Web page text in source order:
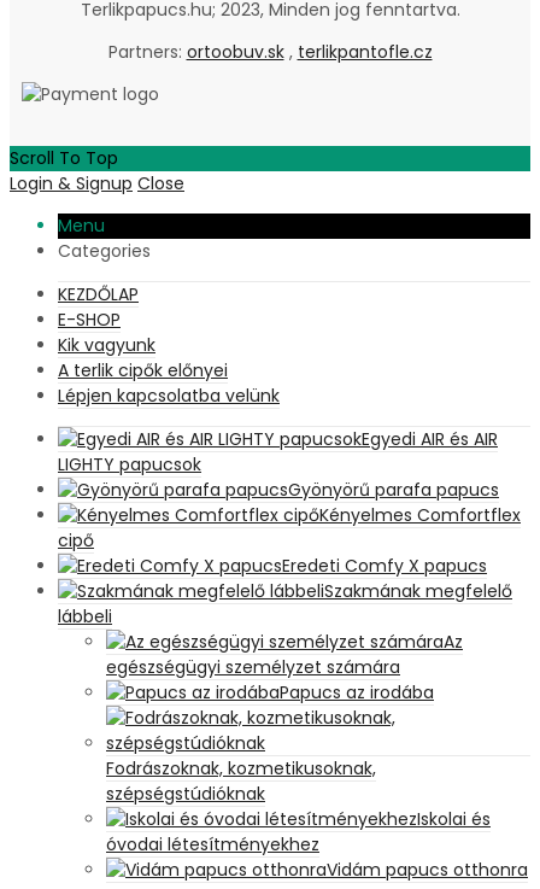
Terlikpapucs.hu; 2023, Minden jog fenntartva.
Partners: ortoobuv.sk, terlikpantofle.cz
Scroll To Top
Login & Signup Close
Menu
Categories
KEZDŐLAP
E-SHOP
Kik vagyunk
A terlik cipők előnyei
Lépjen kapcsolatba velünk
Egyedi AIR és AIR
LIGHTY papucsok
Gyönyörű parafa papucs
Kényelmes Comfortflex
cipő
Eredeti Comfy X papucs
Szakmának megfelelő
lábbeli
Az
egészségügyi személyzet számára
Papucs az irodába
Fodrászoknak, kozmetikusoknak,
szépségstúdióknak
Iskolai és
óvodai létesítményekhez
Vidám papucs otthonra